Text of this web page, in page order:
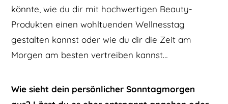
könnte, wie du dir mit hochwertigen Beauty-
Produkten einen wohltuenden Wellnesstag
gestalten kannst oder wie du dir die Zeit am
Morgen am besten vertreiben kannst…
Wie sieht dein persönlicher Sonntagmorgen